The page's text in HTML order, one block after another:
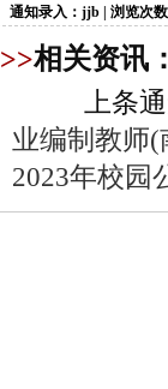
通知录入：jjb | 浏览次数
>>相关资讯
上条
业编制教师
2023年校园